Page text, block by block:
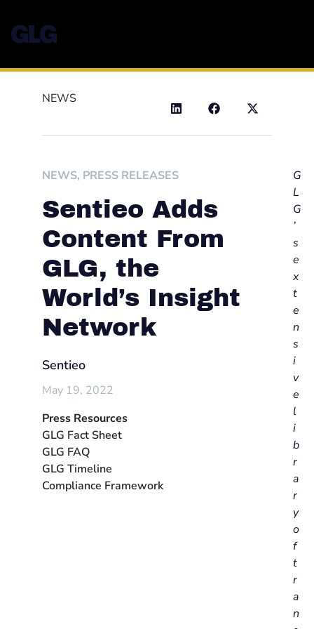
NEWS
NEWS, PRESS RELEASES
Sentieo Adds
Content From
GLG, the
World’s Insight
Network
Sentieo
May 19, 2022
Press Resources
GLG Fact Sheet
GLG FAQ
GLG Timeline
Compliance Framework
G
L
G
’
s
e
x
t
e
n
s
i
v
e
l
i
b
r
a
r
y
o
f
t
r
a
n